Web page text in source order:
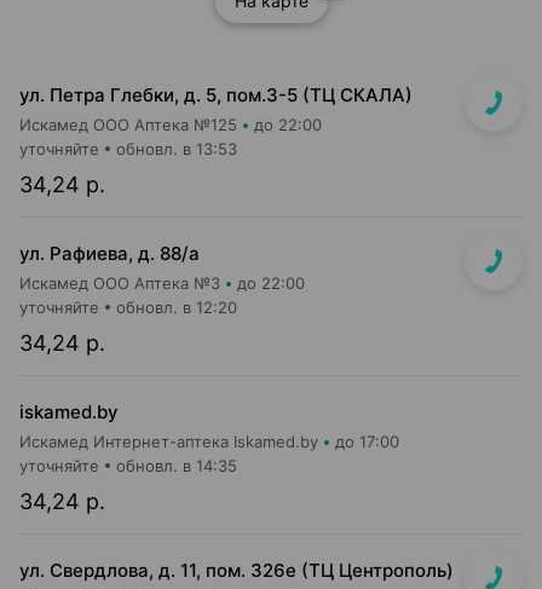
ул. Петра Глебки, д. 5, пом.3-5 (ТЦ СКАЛА)
Искамед ООО Аптека №125 до 22:00
34,24 р.
уточняйте обновл. в 13:53
ул. Рафиева, д. 88/а
Искамед ООО Аптека №3 до 22:00
34,24 р.
уточняйте обновл. в 12:20
iskamed.by
Искамед Интернет-аптека Iskamed.by до 17:00
34,24 р.
уточняйте обновл. в 14:35
ул. Свердлова, д. 11, пом. 326е (ТЦ Центрополь)